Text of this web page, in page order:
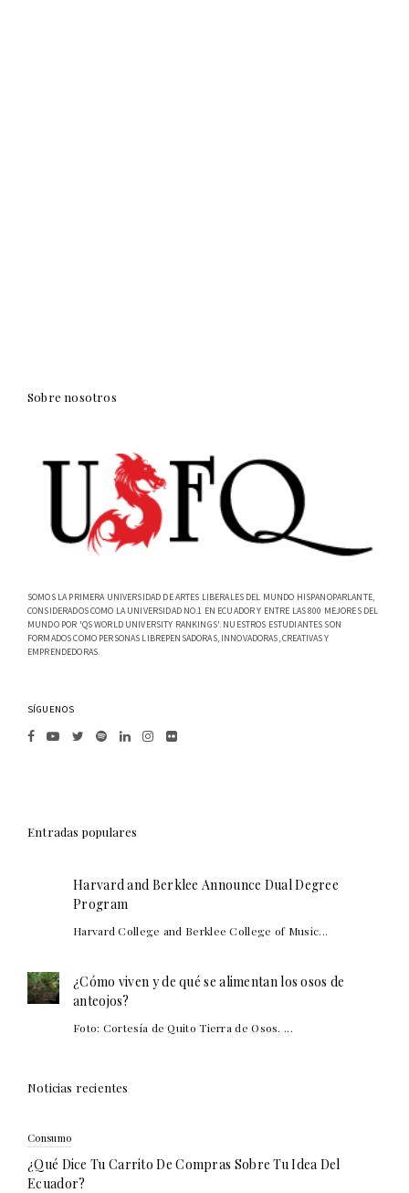
Sobre nosotros
SOMOS LA PRIMERA UNIVERSIDAD DE ARTES LIBERALES DEL MUNDO HISPANOPARLANTE,
CONSIDERADOS COMO LA UNIVERSIDAD NO.1 EN ECUADOR Y ENTRE LAS 800 MEJORES DEL
MUNDO POR 'QS WORLD UNIVERSITY RANKINGS'. NUESTROS ESTUDIANTES SON
FORMADOS COMO PERSONAS LIBREPENSADORAS, INNOVADORAS, CREATIVAS Y
EMPRENDEDORAS.
SÍGUENOS
Entradas populares
Harvard and Berklee Announce Dual Degree
Program
Harvard College and Berklee College of Music...
¿Cómo viven y de qué se alimentan los osos de
anteojos?
Foto: Cortesía de Quito Tierra de Osos. ...
Noticias recientes
Consumo
¿Qué Dice Tu Carrito De Compras Sobre Tu Idea Del
Ecuador?